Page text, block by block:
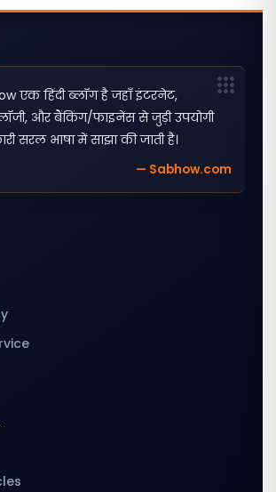
एक हिंदी ब्लॉग है जहाँ इंटरनेट,
और बैंकिंग/फाइनेंस से जुड़ी उपयोगी
सरल भाषा में साझा की जाती है।
— Sabhow.com